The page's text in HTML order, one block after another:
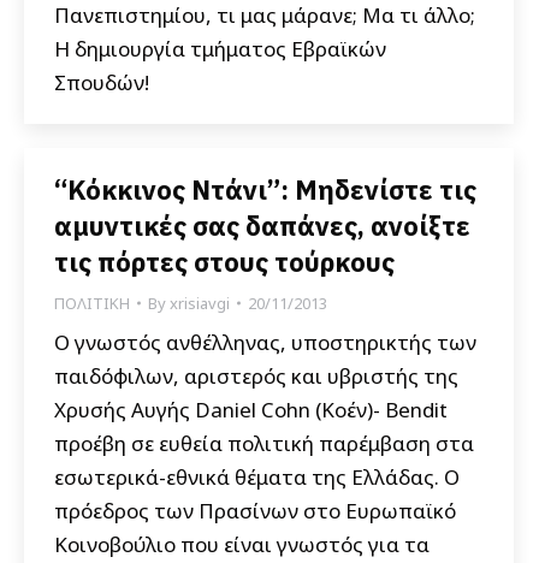
Πανεπιστημίου, τι μας μάρανε; Μα τι άλλο;
Η δημιουργία τμήματος Εβραϊκών
Σπουδών!
“Κόκκινος Ντάνι”: Μηδενίστε τις
αμυντικές σας δαπάνες, ανοίξτε
τις πόρτες στους τούρκους
ΠΟΛΙΤΙΚΗ Byxrisiavgi 20/11/2013
Ο γνωστός ανθέλληνας, υποστηρικτής των
παιδόφιλων, αριστερός και υβριστής της
Χρυσής Αυγής Daniel Cohn (Κοέν)- Bendit
προέβη σε ευθεία πολιτική παρέμβαση στα
εσωτερικά-εθνικά θέματα της Ελλάδας. Ο
πρόεδρος των Πρασίνων στο Ευρωπαϊκό
Κοινοβούλιο που είναι γνωστός για τα